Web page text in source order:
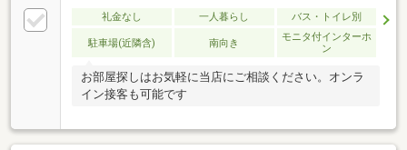
礼金なし 一人暮らし バス・トイレ別
駐車場(近隣含) 南向き
モニタ付インターホ
ン
お部屋探しはお気軽に当店にご相談ください。オンラ
イン接客も可能です